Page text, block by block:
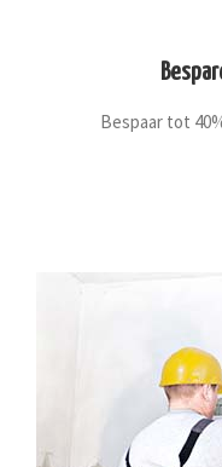
Bespaar tot